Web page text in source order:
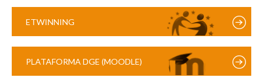
ETWINNING
PLATAFORMA DGE (MOODLE)